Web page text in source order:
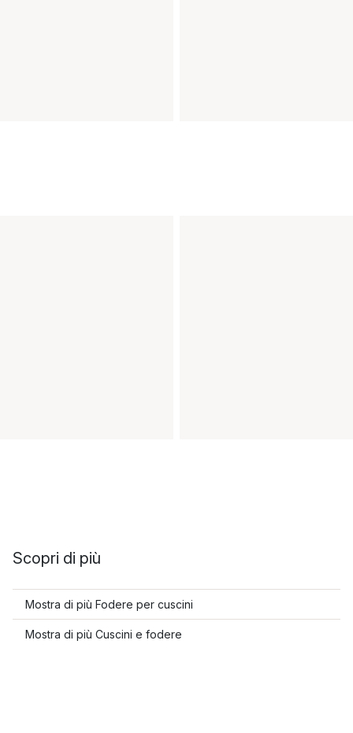
Scopri di più
Mostra di più Fodere per cuscini
Mostra di più Cuscini e fodere